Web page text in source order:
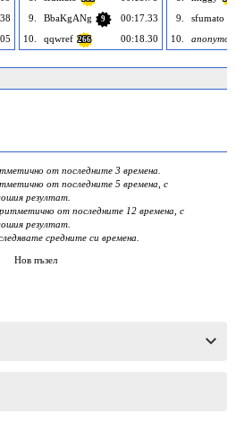
9.
BbaKgANg 9
00:17.33
10.
qqwref 266 00:18.30
9. sfumato
10.
от последните 3 времена.
от последните 5 времена, с
резултат.
от последните 12 времена, с
резултат.
средните си времена.
Нов пъзел